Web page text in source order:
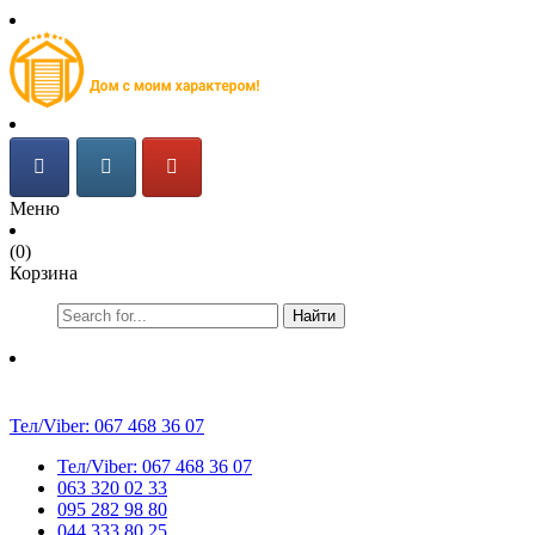
Меню
(0)
Корзина
Найти
Тел/Viber: 067 468 36 07
Тел/Viber: 067 468 36 07
063 320 02 33
095 282 98 80
044 333 80 25